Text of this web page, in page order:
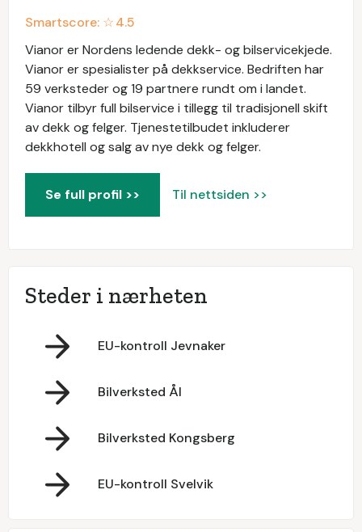
Smartscore: ☆4.5
Vianor er Nordens ledende dekk- og bilservicekjede.
Vianor er spesialister på dekkservice. Bedriften har
59 verksteder og 19 partnere rundt om i landet.
Vianor tilbyr full bilservice i tillegg til tradisjonell skift
av dekk og felger. Tjenestetilbudet inkluderer
dekkhotell og salg av nye dekk og felger.
Se full profil >> Til nettsiden >>
Steder i nærheten
EU-kontroll Jevnaker
Bilverksted Ål
Bilverksted Kongsberg
EU-kontroll Svelvik